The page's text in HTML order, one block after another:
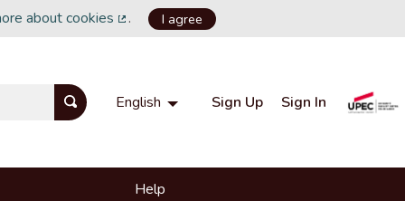
about cookies
(External link)
. I agree
English Choisir la langue Choose language
Sign Up Sign In
Help